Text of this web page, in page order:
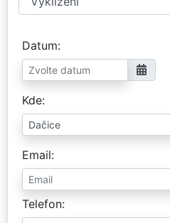
Datum
Kde
Email
Telefon